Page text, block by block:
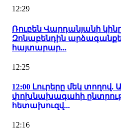
12:29
Ռուբեն Վարդանյանի
Զոնաբենդին
հայտարար...
12:25
12:00 Լուրերը մեկ տողով.
փոխնախագահի
հետախուզվ...
12:16